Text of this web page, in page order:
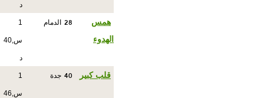
د
همس
الهدوء
28 الدمام 1
س,40
د
قلب كبير 40 جدة 1
س,46